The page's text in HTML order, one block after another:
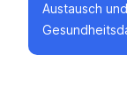
Austausch